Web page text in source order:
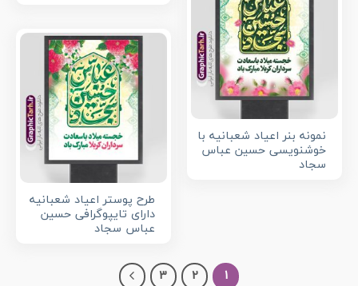
نمونه بنر اعیاد شعبانیه با
خوشنویسی حسین عباس
سجاد
طرح پوستر اعیاد شعبانیه
دارای تایپوگرافی حسین
عباس سجاد
1
2
3